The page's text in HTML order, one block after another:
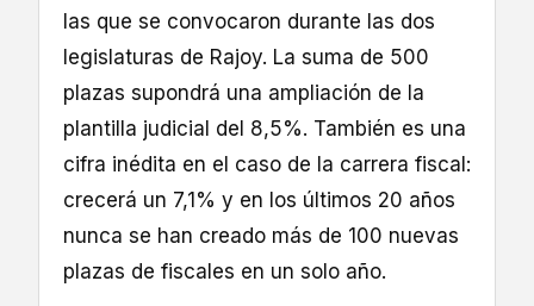
las que se convocaron durante las dos
legislaturas de Rajoy. La suma de 500
plazas supondrá una ampliación de la
plantilla judicial del 8,5%. También es una
cifra inédita en el caso de la carrera fiscal:
crecerá un 7,1% y en los últimos 20 años
nunca se han creado más de 100 nuevas
plazas de fiscales en un solo año.